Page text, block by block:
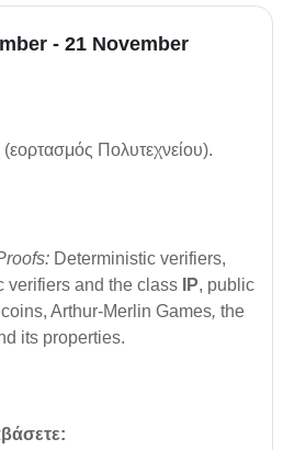
- 21 November
Πολυτεχνείου).
: Deterministic verifiers,
verifiers and the class
IP, public
Arthur-Merlin Games, the
its properties.